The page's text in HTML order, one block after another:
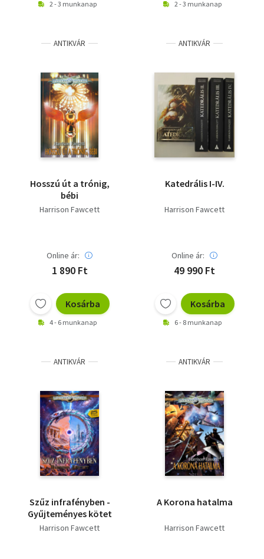
2 - 3 munkanap 2 - 3 munkanap
ANTIKVÁR
Hosszú út a trónig,
bébi
Harrison Fawcett
Online ár:
1 890 Ft
Kosárba
4 - 6 munkanap
ANTIKVÁR
Katedrális I-IV.
Harrison Fawcett
Online ár:
49 990 Ft
Kosárba
6 - 8 munkanap
ANTIKVÁR
Szűz infrafényben -
Gyűjteményes kötet
Harrison Fawcett
ANTIKVÁR
A Korona hatalma
Harrison Fawcett